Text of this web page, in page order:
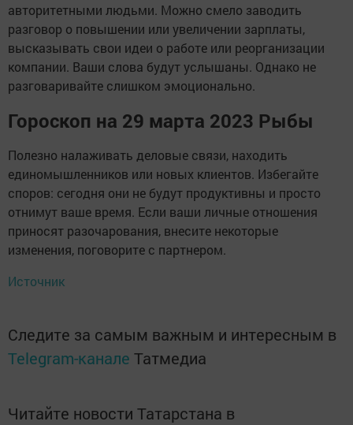
авторитетными людьми. Можно смело заводить
разговор о повышении или увеличении зарплаты,
высказывать свои идеи о работе или реорганизации
компании. Ваши слова будут услышаны. Однако не
разговаривайте слишком эмоционально.
Гороскоп на 29 марта 2023 Рыбы
Полезно налаживать деловые связи, находить
единомышленников или новых клиентов. Избегайте
споров: сегодня они не будут продуктивны и просто
отнимут ваше время. Если ваши личные отношения
приносят разочарования, внесите некоторые
изменения, поговорите с партнером.
Источник
Следите за самым важным и интересным в
Telegram-канале Татмедиа
Читайте новости Татарстана в